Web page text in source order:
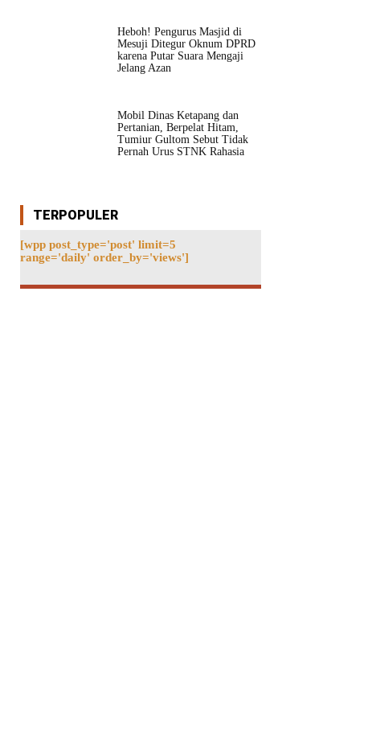
Heboh! Pengurus Masjid di
Mesuji Ditegur Oknum DPRD
karena Putar Suara Mengaji
Jelang Azan
Mobil Dinas Ketapang dan
Pertanian, Berpelat Hitam,
Tumiur Gultom Sebut Tidak
Pernah Urus STNK Rahasia
TERPOPULER
[wpp post_type='post' limit=5
range='daily' order_by='views']